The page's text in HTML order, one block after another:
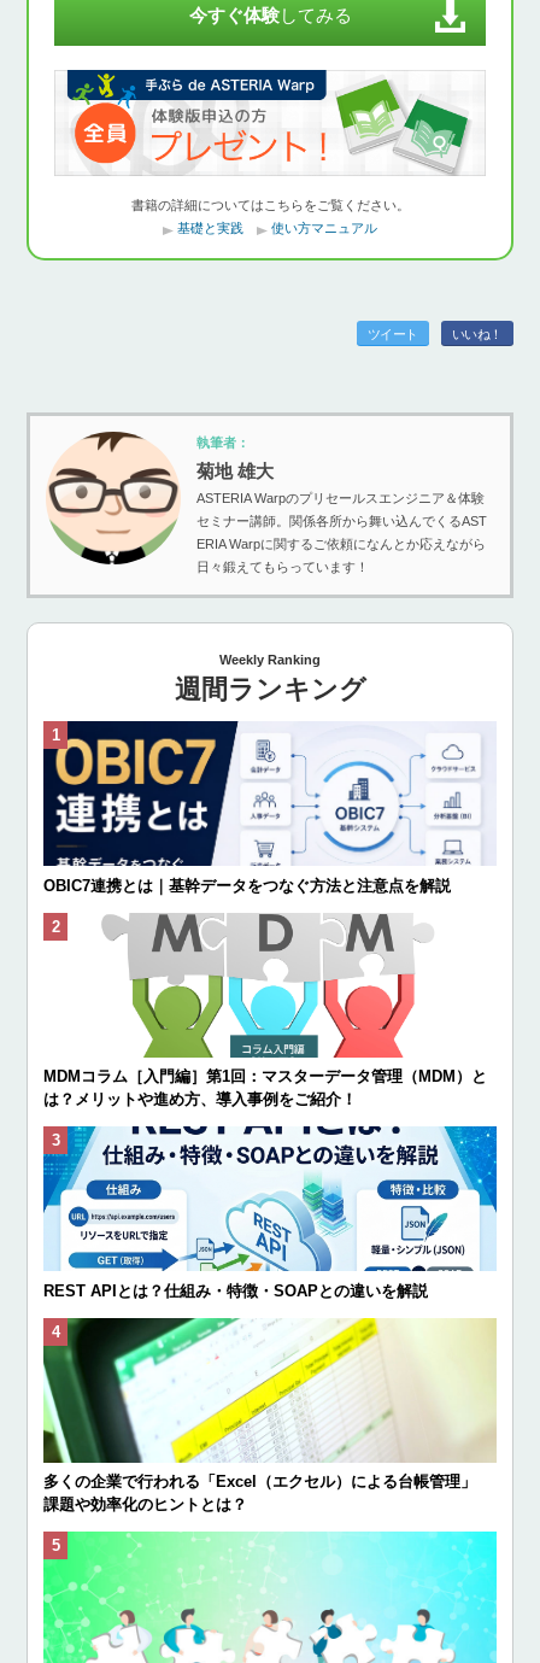
今すぐ体験してみる
書籍の詳細についてはこちらをご覧ください。
基礎と実践
使い方マニュアル
ツイート いいね！
執筆者：
菊地 雄大
ASTERIA Warpのプリセールスエンジニア＆体験
セミナー講師。関係各所から舞い込んでくるAST
ERIA Warpに関するご依頼になんとか応えながら
日々鍛えてもらっています！
Weekly Ranking
週間ランキング
OBIC7連携とは｜基幹データをつなぐ方法と注意点を解説
MDMコラム［入門編］第1回：マスターデータ管理（MDM）と
は？メリットや進め方、導入事例をご紹介！
REST APIとは？仕組み・特徴・SOAPとの違いを解説
多くの企業で行われる「Excel（エクセル）による台帳管理」
課題や効率化のヒントとは？